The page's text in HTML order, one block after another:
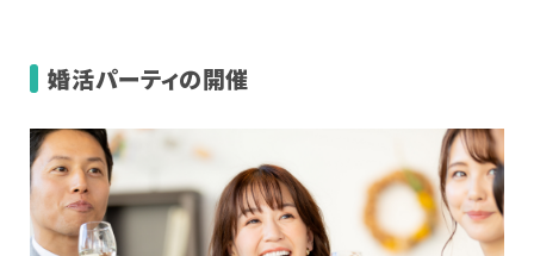
婚活パーティの開催